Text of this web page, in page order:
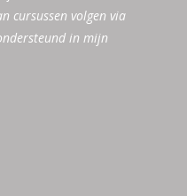
cursussen volgen via
in mijn
vind ik
is de Parelopvang
aan bij mijn